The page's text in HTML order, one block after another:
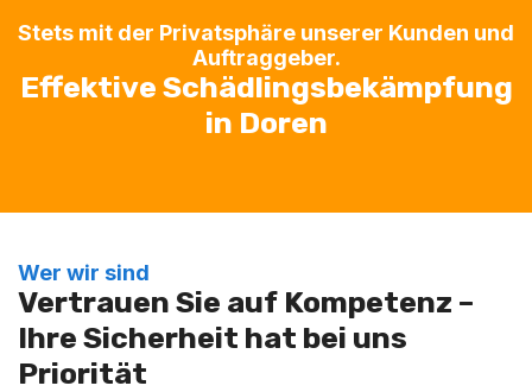
Stets mit der Privatsphäre unserer Kunden und
Auftraggeber.
Effektive Schädlingsbekämpfung
in Doren
Wer wir sind
Vertrauen Sie auf Kompetenz –
Ihre Sicherheit hat bei uns
Priorität